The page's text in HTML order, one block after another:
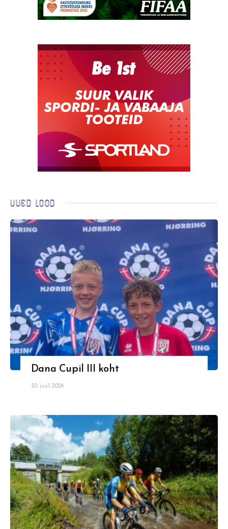
Uued lood
Dana Cupil III koht
30. juuli 2026